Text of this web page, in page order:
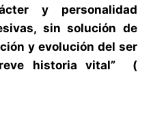
y personalidad
sin solución de
y evolución del ser
historia vital” (